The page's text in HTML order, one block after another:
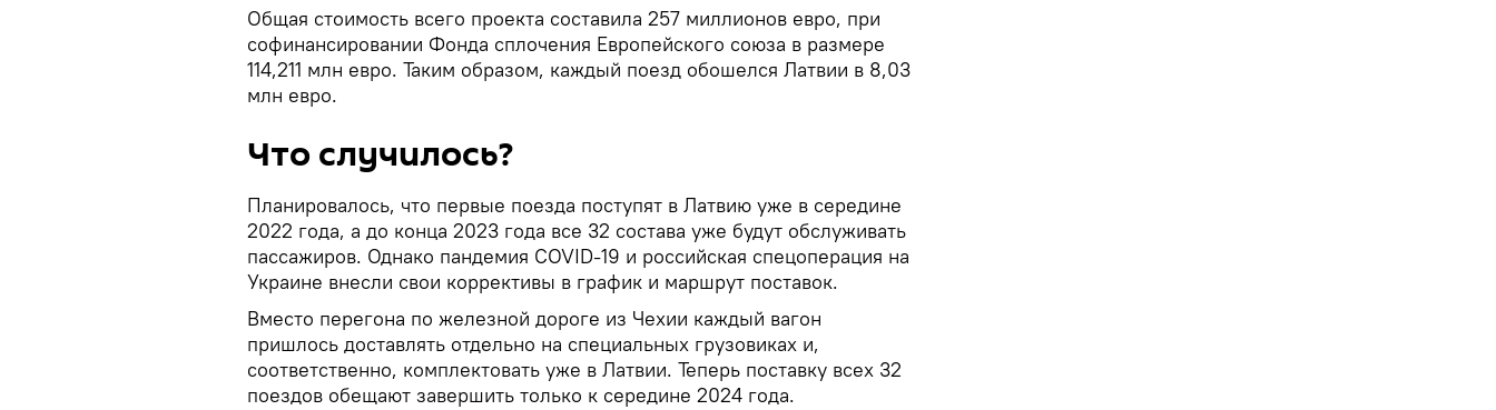
Общая стоимость всего проекта составила 257 миллионов евро, при
софинансировании Фонда сплочения Европейского союза в размере
114,211 млн евро. Таким образом, каждый поезд обошелся Латвии в 8,03
млн евро.
Что случилось?
Планировалось, что первые поезда поступят в Латвию уже в середине
2022 года, а до конца 2023 года все 32 состава уже будут обслуживать
пассажиров. Однако пандемия COVID-19 и российская спецоперация на
Украине внесли свои коррективы в график и маршрут поставок.
Вместо перегона по железной дороге из Чехии каждый вагон
пришлось доставлять отдельно на специальных грузовиках и,
соответственно, комплектовать уже в Латвии. Теперь поставку всех 32
поездов обещают завершить только к середине 2024 года.